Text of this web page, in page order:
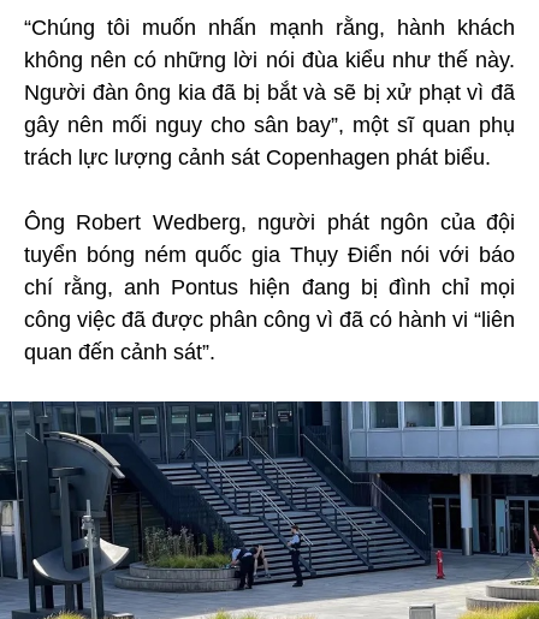
“Chúng tôi muốn nhấn mạnh rằng, hành khách
không nên có những lời nói đùa kiểu như thế này.
Người đàn ông kia đã bị bắt và sẽ bị xử phạt vì đã
gây nên mối nguy cho sân bay”, một sĩ quan phụ
trách lực lượng cảnh sát Copenhagen phát biểu.
Ông Robert Wedberg, người phát ngôn của đội
tuyển bóng ném quốc gia Thụy Điển nói với báo
chí rằng, anh Pontus hiện đang bị đình chỉ mọi
công việc đã được phân công vì đã có hành vi “liên
quan đến cảnh sát”.